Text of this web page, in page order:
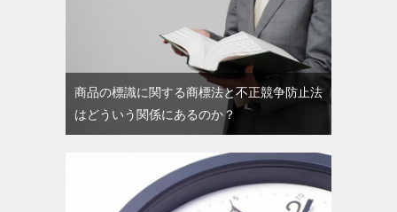
商品の標識に関する商標法と不正競争防止法
はどういう関係にあるのか？